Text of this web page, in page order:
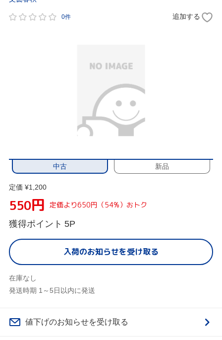
0件 追加する
中古 新品
定価 ¥1,200
550円 定価より650円（54%）おトク
獲得ポイント 5P
入荷のお知らせを受け取る
在庫なし
発送時期 1～5日以内に発送
値下げのお知らせを受け取る